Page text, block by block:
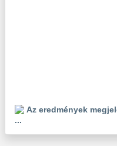
Az eredmények
...